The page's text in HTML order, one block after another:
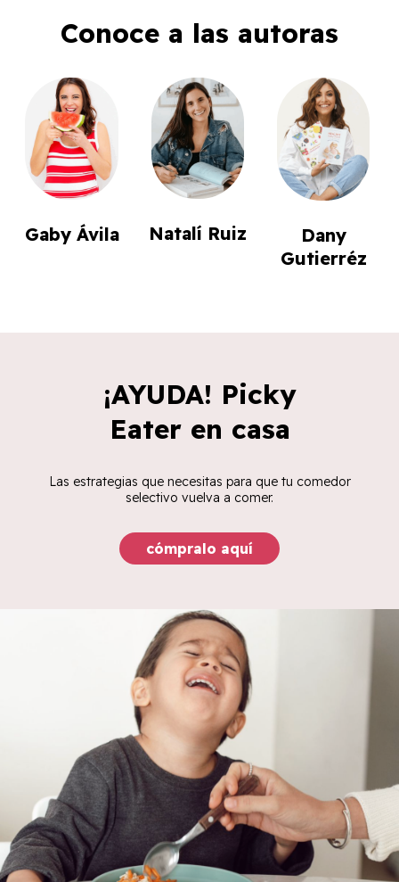
Conoce a las autoras
Gaby Ávila Natalí Ruiz
Dany
Gutierréz
¡AYUDA! Picky
Eater en casa
Las estrategias que necesitas para que tu comedor
selectivo vuelva a comer.
cómpralo aquí